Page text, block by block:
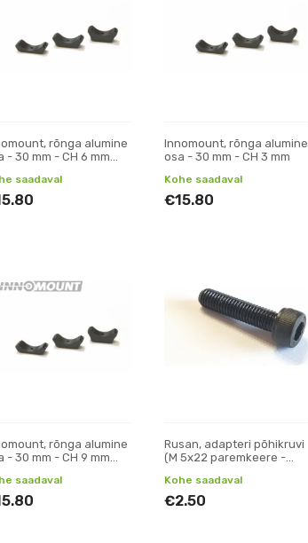
rõnga alumine
- 30 mm - CH 6 mm
saadaval
Innomount, rõnga alumine
osa - 30 mm - CH 3 mm
Kohe saadaval
€15.80
rõnga alumine
- 30 mm - CH 9 mm
saadaval
Rusan, adapteri põhikruvi
(M 5x22 paremkeere -
Kohe saadaval
€2.50